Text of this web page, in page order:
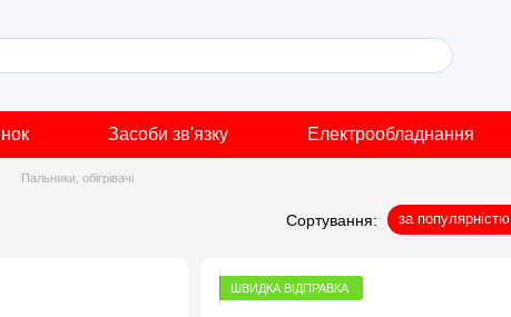
Засоби зв'язку Електрообладнання
Пальники, обігрівачі
Сортування: за популярністю
ШВИДКА ВІДПРАВКА